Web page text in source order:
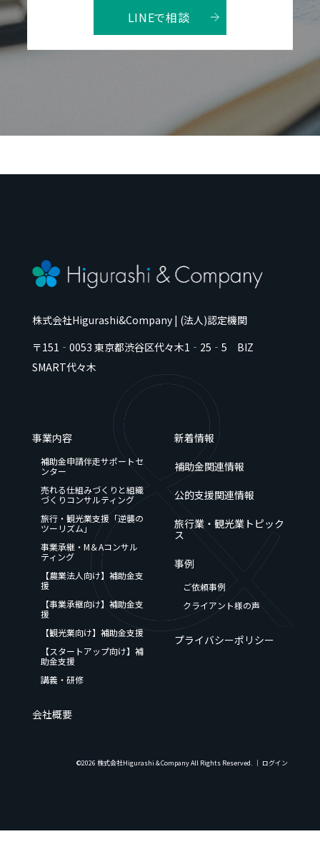
LINEで相談
株式会社Higurashi&Company | (法人)認定機関
〒151‐0053 東京都渋谷区代々木1‐25‐5 BIZ
SMART代々木
事業内容
補助金申請伴走サポートセ
ンター
売れる仕組みづくりと組織
づくりコンサルティング
旅行・観光業支援「逆襲の
ツーリズム」
事業承継・M＆Aコンサル
ティング
【農業法人向け】補助金支
援
【事業承継向け】補助金支
援
【観光業向け】補助金支援
【スタートアップ向け】補
助金支援
講義・研修
会社概要
新着情報
補助金関連情報
公的支援関連情報
旅行業・観光業トピック
ス
事例
ご依頼事例
クライアント様の声
プライバシーポリシー
©2026 株式会社Higurashi＆Company All Rights Reserved. │ ログイン